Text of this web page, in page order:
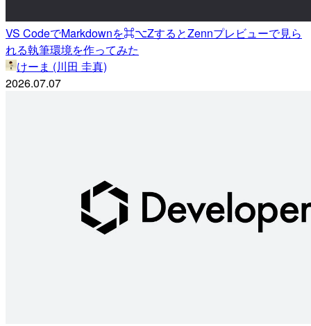
VS CodeでMarkdownを⌘⌥ZするとZennプレビューで見ら
れる執筆環境を作ってみた
けーま (川田 圭真)
2026.07.07